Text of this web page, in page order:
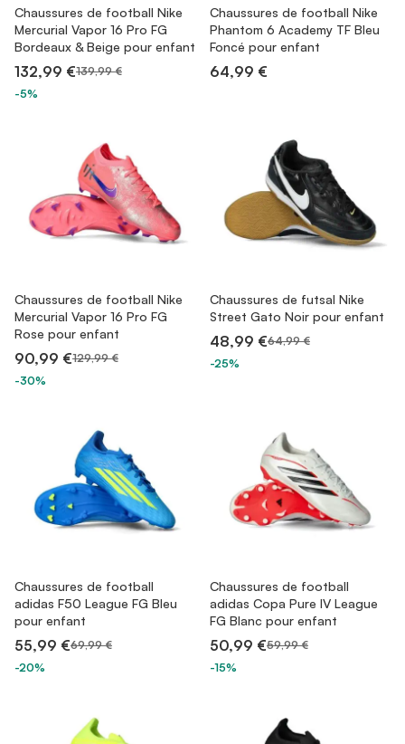
Chaussures de football Nike
Mercurial Vapor 16 Pro FG
Bordeaux & Beige pour enfant
132,99 €139,99 €
-5%
Chaussures de football Nike
Phantom 6 Academy TF Bleu
Foncé pour enfant
64,99 €
Chaussures de football Nike
Mercurial Vapor 16 Pro FG
Rose pour enfant
90,99 €129,99 €
-30%
Chaussures de futsal Nike
Street Gato Noir pour enfant
48,99 €64,99 €
-25%
Chaussures de football
adidas F50 League FG Bleu
pour enfant
55,99 €69,99 €
-20%
Chaussures de football
adidas Copa Pure IV League
FG Blanc pour enfant
50,99 €59,99 €
-15%